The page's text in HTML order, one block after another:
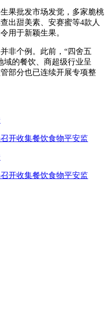
批发市场发觉，多家脆桃
出甜美素、安赛蜜等4款人
用于新颖生果。
个例。此前，“四舍五
域的餐饮、商超级行业呈
部分也已连续开展专项整
开收集餐饮食物平安监
开收集餐饮食物平安监